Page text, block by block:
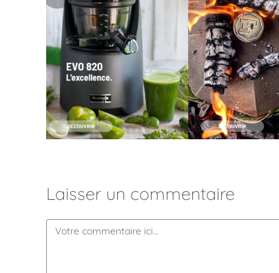
Laisser un commentaire